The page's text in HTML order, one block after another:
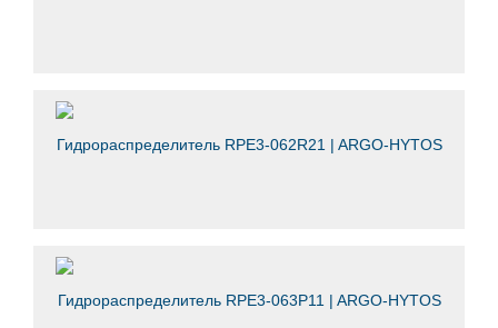
Гидрораспределитель RPE3-062R21 | ARGO-HYTOS
Гидрораспределитель RPE3-063P11 | ARGO-HYTOS